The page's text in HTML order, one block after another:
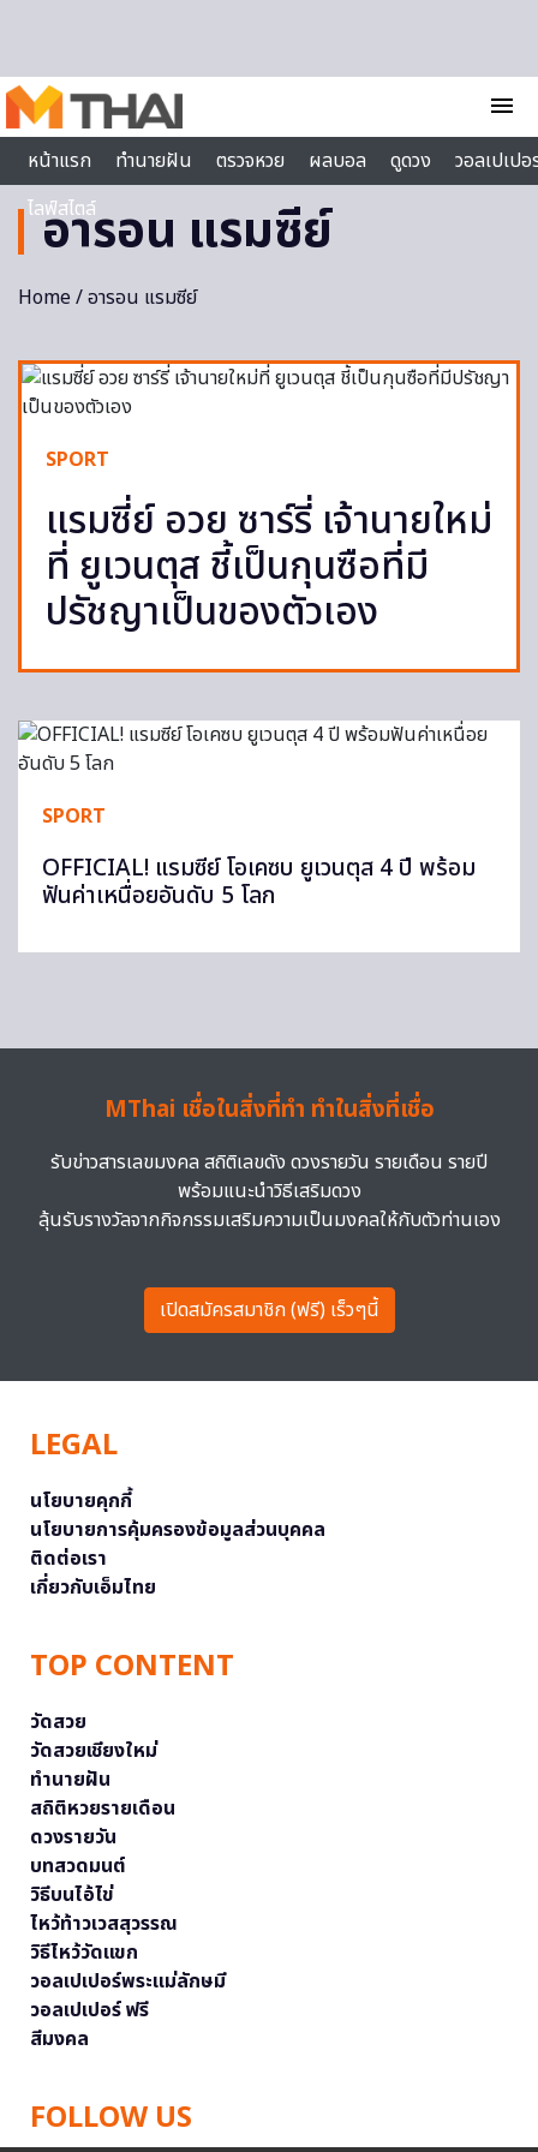
menu
หน้าแรก
ทำนายฝัน ตรวจหวย ผลบอล ดูดวง
วอลเปเป
ไลฟ์สไตล์
อารอน แรมซีย์
Home/ อารอน แรมซีย์
SPORT
แรมซี่ย์ อวย ซาร์รี่ เจ้านายใหม่
ที่ ยูเวนตุส ชี้เป็นกุนซือที่มี
ปรัชญาเป็นของตัวเอง
SPORT
OFFICIAL! แรมซีย์ โอเคซบ ยูเวนตุส 4 ปี พร้อม
ฟันค่าเหนื่อยอันดับ 5 โลก
MThai เชื่อในสิ่งที่ทำ ทำในสิ่งที่เชื่อ
รับข่าวสารเลขมงคล สถิติเลขดัง ดวงรายวัน รายเดือน รายปี
พร้อมแนะนำวิธีเสริมดวง
ลุ้นรับรางวัลจากกิจกรรมเสริมความเป็นมงคลให้กับตัวท่านเอง
เปิดสมัครสมาชิก (ฟรี) เร็วๆนี้
LEGAL
นโยบายคุกกี้
นโยบายการคุ้มครองข้อมูลส่วนบุคคล
ติดต่อเรา
เกี่ยวกับเอ็มไทย
TOP CONTENT
วัดสวย
วัดสวยเชียงใหม่
ทำนายฝัน
สถิติหวยรายเดือน
ดวงรายวัน
บทสวดมนต์
วิธีบนไอ้ไข่
ไหว้ท้าวเวสสุวรรณ
วิธีไหว้วัดแขก
วอลเปเปอร์พระแม่ลักษมี
วอลเปเปอร์ ฟรี
สีมงคล
FOLLOW US